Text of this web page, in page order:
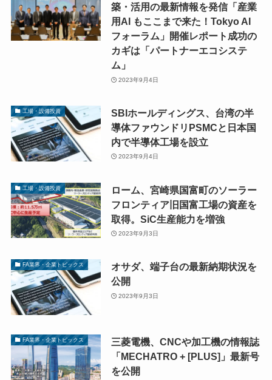
築・活用の最新情報を発信「産業
用AI もここまで来た！Tokyo AI
フォーラム」開催レポート成功の
カギは「パートナーエコシステ
ム」
2023年9月4日
工場・設備投資
SBIホールディングス、台湾の半
導体ファウンドリPSMCと日本国
内で半導体工場を設立
2023年9月4日
工場・設備投資
ローム、宮崎県国富町のソーラー
フロンティア旧国富工場の資産を
取得。SiC生産能力を増強
2023年9月3日
FA業界・企業トピックス
オサダ、端子台の最新納期状況を
公開
2023年9月3日
FA業界・企業トピックス
三菱電機、CNCや加工機の情報誌
「MECHATRO + [PLUS]」最新号
を公開